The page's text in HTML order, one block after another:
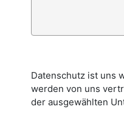
Datenschutz ist uns
werden von uns
der ausgewählten